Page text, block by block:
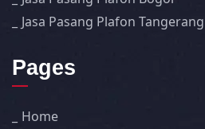
Jasa Pasang Plafon Tangerang
Pages
Home